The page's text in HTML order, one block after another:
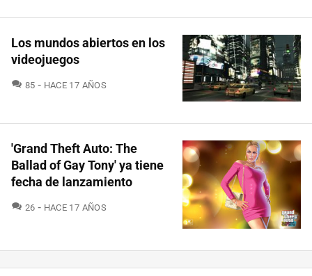
Los mundos abiertos en los
videojuegos
85 COMENTARIOS
HACE 17 AÑOS
'Grand Theft Auto: The
Ballad of Gay Tony' ya tiene
fecha de lanzamiento
26 COMENTARIOS
HACE 17 AÑOS